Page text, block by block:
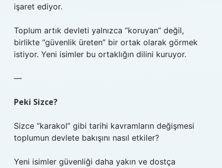
işaret ediyor.
Toplum artık devleti yalnızca “koruyan” değil,
birlikte “güvenlik üreten” bir ortak olarak görmek
istiyor. Yeni isimler bu ortaklığın dilini kuruyor.
—
Peki Sizce?
Sizce “karakol” gibi tarihi kavramların değişmesi
toplumun devlete bakışını nasıl etkiler?
Yeni isimler güvenliği daha yakın ve dostça